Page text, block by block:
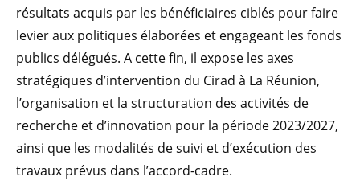
résultats acquis par les bénéficiaires ciblés pour faire
levier aux politiques élaborées et engageant les fonds
publics délégués. A cette fin, il expose les axes
stratégiques d’intervention du Cirad à La Réunion,
l’organisation et la structuration des activités de
recherche et d’innovation pour la période 2023/2027,
ainsi que les modalités de suivi et d’exécution des
travaux prévus dans l’accord-cadre.